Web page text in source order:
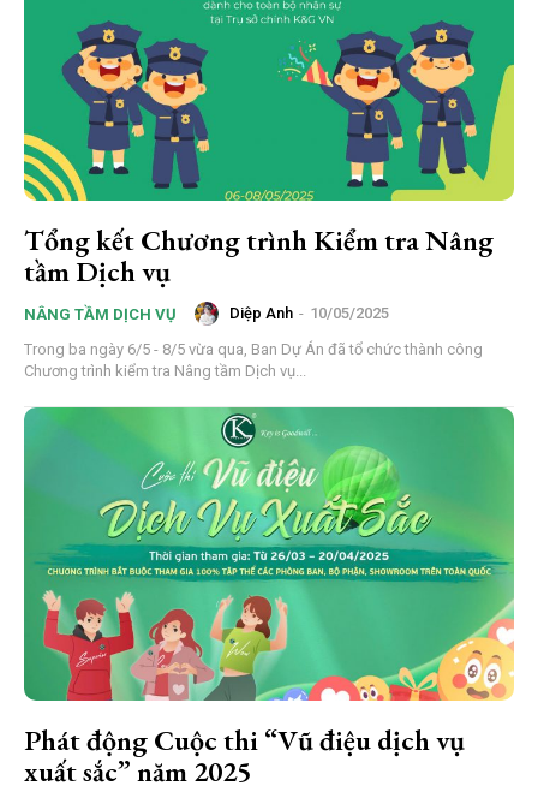
Tổng kết Chương trình Kiểm tra Nâng
tầm Dịch vụ
NÂNG TẦM DỊCH VỤ Diệp Anh - 10/05/2025
Trong ba ngày 6/5 - 8/5 vừa qua, Ban Dự Án đã tổ chức thành công
Chương trình kiểm tra Nâng tầm Dịch vụ...
Phát động Cuộc thi “Vũ điệu dịch vụ
xuất sắc” năm 2025